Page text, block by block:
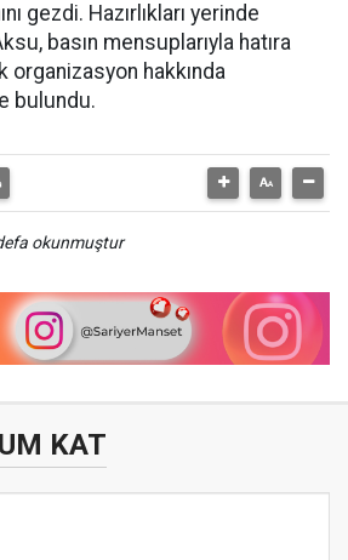
gezdi. Hazırlıkları yerinde
basın mensuplarıyla hatıra
hakkında
bulundu.
okunmuştur
KAT